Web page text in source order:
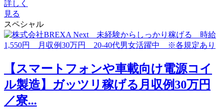
詳しく
見る
スペシャル
【スマートフォンや車載向け電源コイ
ル製造】ガッツリ稼げる月収例30万円
／寮...